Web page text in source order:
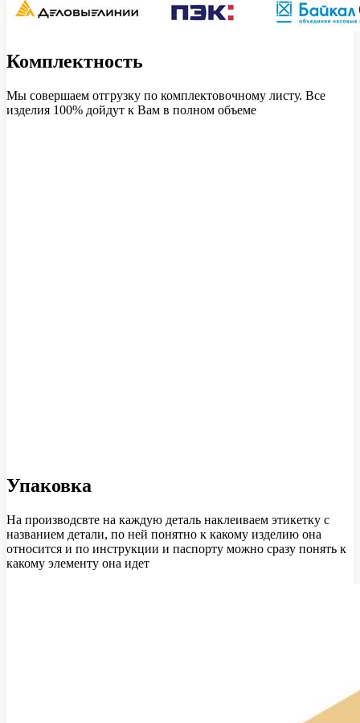
Комплектность
Мы совершаем отгрузку по комплектовочному листу. Все
изделия 100% дойдут к Вам в полном объеме
Упаковка
На производсвте на каждую деталь наклеиваем этикетку с
названием детали, по ней понятно к какому изделию она
относится и по инструкции и паспорту можно сразу понять к
какому элементу она идет